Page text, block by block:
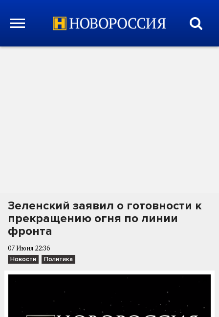
Зеленский заявил о готовности к
прекращению огня по линии
фронта
07 Июня 22:36
Новости Политика